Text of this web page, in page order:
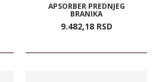
APSORBER PREDNJEG
BRANIKA
9.482,18 RSD